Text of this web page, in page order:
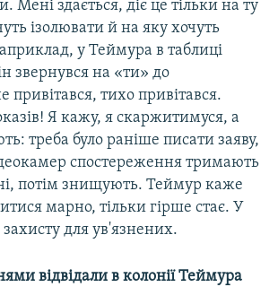
Мені здається, діє це тільки на ту
ізолювати й на яку хочуть
у Теймура в таблиці
звернувся на «ти» до
привітався, тихо привітався.
Я кажу, я скаржитимуся, а
треба було раніше писати заяву,
спостереження тримають
потім знищують. Теймур каже
марно, тільки гірше стає. У
для ув'язнених.
відвідали в колонії Теймура